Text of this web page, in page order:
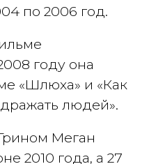
по 2006 год.
году она
«Шлюха» и «Как
людей».
Меган
2010 года, а 27